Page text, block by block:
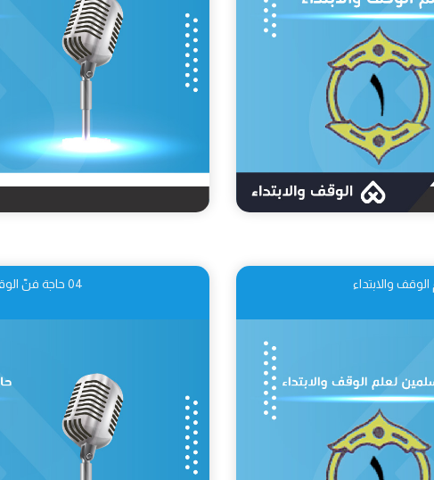
04 حاجة فنّ الوقف والابتداء إلى مختلف العلوم